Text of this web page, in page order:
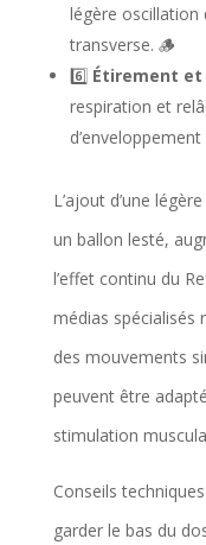
légère oscillation
transverse. 🪵
6️⃣ Étirement
respiration et
L’ajout d’une
un ballon lesté,
l’effet continu du
médias spécialisés
des mouvements
peuvent être
stimulation
Conseils
garder le bas du